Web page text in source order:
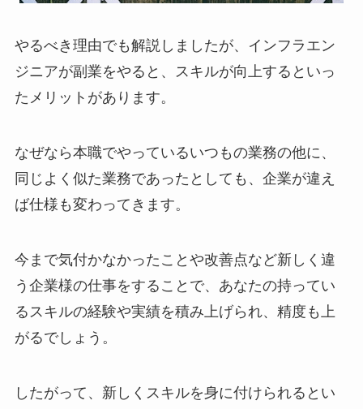
やるべき理由でも解説しましたが、インフラエン
ジニアが副業をやると、スキルが向上するといっ
たメリットがあります。
なぜなら本職でやっているいつもの業務の他に、
同じよく似た業務であったとしても、企業が違え
ば仕様も変わってきます。
今まで気付かなかったことや改善点など新しく違
う企業様の仕事をすることで、あなたの持ってい
るスキルの経験や実績を積み上げられ、精度も上
がるでしょう。
したがって、新しくスキルを身に付けられるとい